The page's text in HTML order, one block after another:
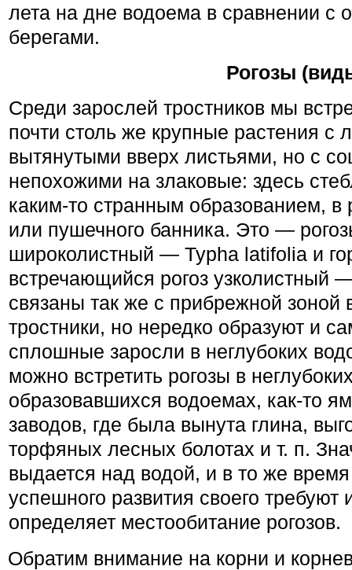
лета на дне водоема в сравне­нии с
берегами.
Рогозы
Среди зарослей тростников мы
почти столь же крупные растения
вытянутыми вверх листьями, но с
непохожими на злаковые: здесь
каким-то странным образованием,
или пушечного банника. Это —
широколистный — Typha latifolia и
встречающийся рогоз узколистный
связаны так же с прибрежной зоной
тростники, но нередко образуют и
сплошные заросли в неглубоких
можно встретить рогозы в
образовавшихся водоемах, как-то
заводов, где была вынута глина,
торфяных лесных болотах и т. п.
выдается над водой, и в то же
успешного развития своего требуют
определяет местообитание рогозов.
Обратим внимание на корни и